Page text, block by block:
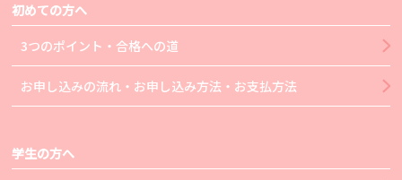
初めての方へ
3つのポイント・合格への道
お申し込みの流れ・お申し込み方法・お支払方法
学生の方へ